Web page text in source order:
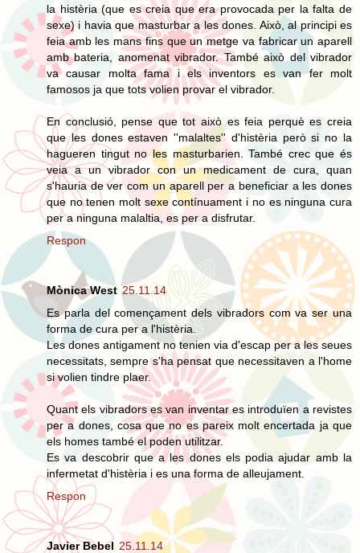
la histèria (que es creia que era provocada per la falta de
sexe) i havia que masturbar a les dones. Això, al principi es
feia amb les mans fins que un metge va fabricar un aparell
amb bateria, anomenat vibrador. També això del vibrador
va causar molta fama i els inventors es van fer molt
famosos ja que tots volien provar el vibrador.
En conclusió, pense que tot això es feia perquè es creia
que les dones estaven ''malaltes'' d'histèria però si no la
hagueren tingut no les masturbarien. També crec que és
veia a un vibrador con un medicament de cura, quan
s'hauria de ver com un aparell per a beneficiar a les dones
que no tenen molt sexe contínuament i no es ninguna cura
per a ninguna malaltia, es per a disfrutar.
Respon
Mònica West 25.11.14
Es parla del començament dels vibradors com va ser una
forma de cura per a l'histèria.
Les dones antigament no tenien via d'escap per a les seues
necessitats, sempre s'ha pensat que necessitaven a l'home
si volien tindre plaer.
Quant els vibradors es van inventar es introduïen a revistes
per a dones, cosa que no es pareix molt encertada ja que
els homes també el poden utilitzar.
Es va descobrir que a les dones els podia ajudar amb la
infermetat d'histèria i es una forma de alleujament.
Respon
Javier Bebel 25.11.14